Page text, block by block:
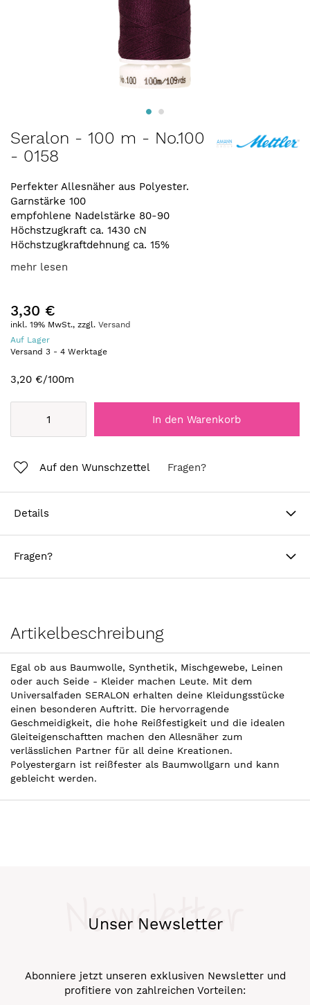
Anfang
der
springen
Seralon - 100 m - No.100
- 0158
Perfekter Allesnäher aus Polyester.
Garnstärke 100
empfohlene Nadelstärke 80-90
Höchstzugkraft ca. 1430 cN
Höchstzugkraftdehnung ca. 15%
mehr lesen
3,30 €
inkl. 19% MwSt., zzgl. Versand
Auf Lager
Versand 3 - 4 Werktage
3,20 €/100m
In den Warenkorb
Auf den Wunschzettel Fragen?
Details
Fragen?
Artikelbeschreibung
Egal ob aus Baumwolle, Synthetik, Mischgewebe, Leinen
oder auch Seide - Kleider machen Leute. Mit dem
Universalfaden SERALON erhalten deine Kleidungsstücke
einen besonderen Auftritt. Die hervorragende
Geschmeidigkeit, die hohe Reißfestigkeit und die idealen
Gleiteigenschaftten machen den Allesnäher zum
verlässlichen Partner für all deine Kreationen.
Polyestergarn ist reißfester als Baumwollgarn und kann
gebleicht werden.
Unser Newsletter
Newsletter
Abonniere jetzt unseren exklusiven Newsletter und
profitiere von zahlreichen Vorteilen: